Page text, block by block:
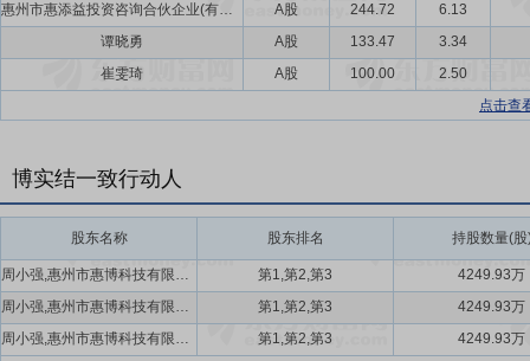
惠州市惠添益投资咨询合伙企业(有限合伙)
A股 244.72
6.13
谭晓勇
A股 133.47
3.34
崔雯琦
A股 100.00
2.50
点击查
博实结一致行动人
股东名称 股东排名 持股数量(股
周小强,惠州市惠博科技有限公司,关志强 第1,第2,第3
4249.93万
周小强,惠州市惠博科技有限公司,关志强
第1,第2,第3
4249.93万
周小强,惠州市惠博科技有限公司,关志强
第1,第2,第3 4249.93万